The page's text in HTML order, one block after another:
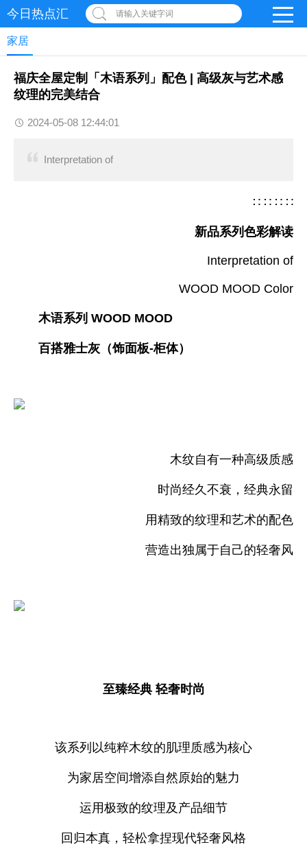
今日热点汇 请输入关键字词
家居
福庆全屋定制「木语系列」配色 | 高级灰与艺术感
纹理的完美结合
2024-05-08 12:44:01
Interpretation of
∷ ∷ ∷ ∷
新品系列色彩解读
Interpretation of
WOOD MOOD Color
木语系列 WOOD MOOD
百搭雅士灰（饰面板-柜体）
木纹自有一种高级质感
时尚经久不衰，经典永留
用精致的纹理和艺术的配色
营造出独属于自己的轻奢风
至臻经典 轻奢时尚
该系列以纯粹木纹的肌理质感为核心
为家居空间增添自然原始的魅力
运用极致的纹理及产品细节
回归本真，轻松拿捏现代轻奢风格